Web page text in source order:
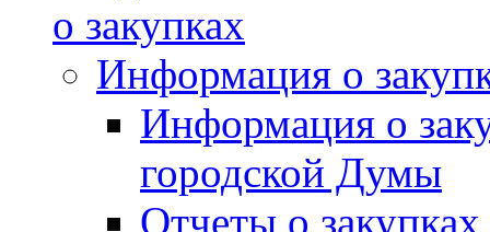
о закупках
Информация о
Информация о
городской Думы
Отчеты о